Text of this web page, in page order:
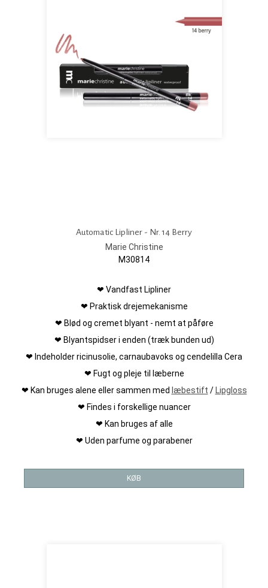
Automatic Lipliner - Nr. 14 Berry
Marie Christine
M30814
❤ Vandfast Lipliner
❤ Praktisk drejemekanisme
❤ Blød og cremet blyant - nemt at påføre
❤ Blyantspidser i enden (træk bunden ud)
❤ Indeholder ricinusolie, carnaubavoks og cendelilla Cera
❤ Fugt og pleje til læberne
❤ Kan bruges alene eller sammen med læbestift / Lipgloss
❤ Findes i forskellige nuancer
❤ Kan bruges af alle
❤ Uden parfume og parabener
KØB